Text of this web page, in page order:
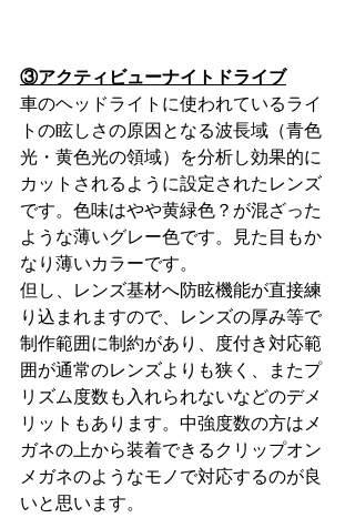
③アクティビューナイトドライブ
車のヘッドライトに使われているライ
トの眩しさの原因となる波長域（青色
光・黄色光の領域）を分析し効果的に
カットされるように設定されたレンズ
です。色味はやや黄緑色？が混ざった
ような薄いグレー色です。見た目もか
なり薄いカラーです。
但し、レンズ基材へ防眩機能が直接練
り込まれますので、レンズの厚み等で
制作範囲に制約があり、度付き対応範
囲が通常のレンズよりも狭く、またプ
リズム度数も入れられないなどのデメ
リットもあります。中強度数の方はメ
ガネの上から装着できるクリップオン
メガネのようなモノで対応するのが良
いと思います。